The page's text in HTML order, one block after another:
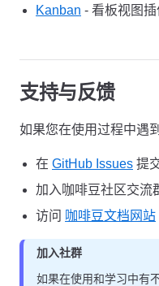
Kanban - 看板视图插
支持与反馈
如果您在使用过程中遇
在 GitHub Issues 提
加入咖啡豆社区交流
访问 咖啡豆文档网站
加入社群
如果在使用和学习中有